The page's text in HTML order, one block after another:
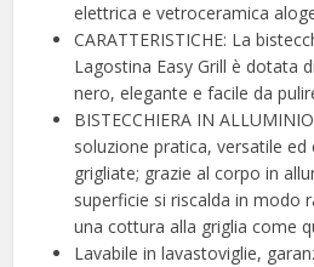
elettrica e vetroceramica
CARATTERISTICHE: La
Lagostina Easy Grill è dotata
nero, elegante e facile da
BISTECCHIERA IN
soluzione pratica, versatile
grigliate; grazie al corpo in
superficie si riscalda in modo
una cottura alla griglia come
Lavabile in lavastoviglie,